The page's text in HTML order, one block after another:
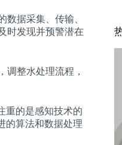
据采集、传输、
时发现并预警潜在
调整水处理流程，
重的是感知技术的
的算法和数据处理